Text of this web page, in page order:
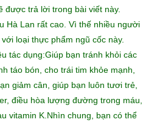
được trả lời trong bài viết này.
Hà Lan rất cao. Vì thế nhiều người
loại thực phẩm ngũ cốc này.
tác dụng:Giúp bạn tránh khỏi các
táo bón, cho trái tim khỏe mạnh,
giảm cân, giúp bạn luôn tươi trẻ,
điều hòa lượng đường trong máu,
vitamin K.Nhìn chung, bạn có thể